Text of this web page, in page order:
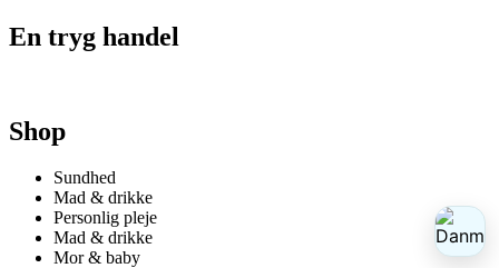
En tryg handel
Shop
Sundhed
Mad & drikke
Personlig pleje
Mad & drikke
Mor & baby